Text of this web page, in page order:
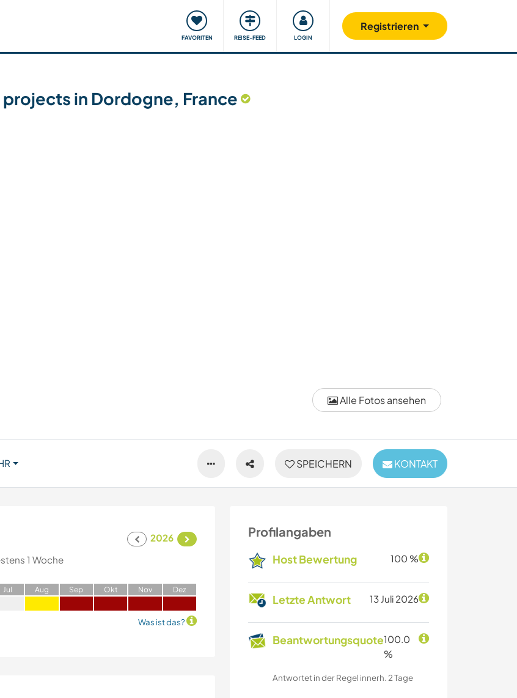
FAVORITEN REISE-FEED LOGIN
Registrieren
Reisen & Lernen Unsere Community Gutes tun
Alle Fotos ansehen
in Dordogne, France
SPEICHERN KONTAKT
Profilangaben
Host Bewertung 100 %
Letzte Antwort 13 Juli 2026
Beantwortungsquote100.0
%
Antwortet in der Regel innerh. 2 Tage
2026
1 Woche
Jul Aug Sep Okt Nov Dez
Was ist das?